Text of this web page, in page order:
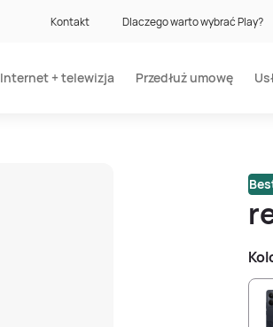
Kontakt Dlaczego warto wybrać Play?
Internet + telewizja Przedłuż umowę